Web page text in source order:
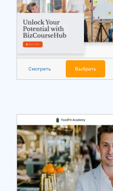
Смотреть Выбрать